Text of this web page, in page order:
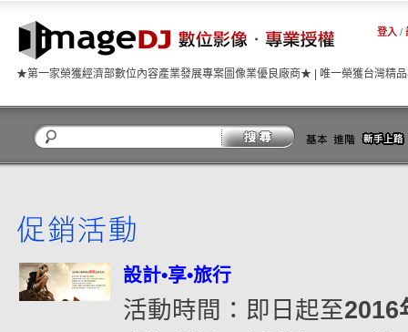
★第一家榮獲經濟部數位內容產業發展專案圖像業優良廠商★ | 唯一榮獲台灣精
登入 /
設計•享•旅行
活動時間：即日起至2016